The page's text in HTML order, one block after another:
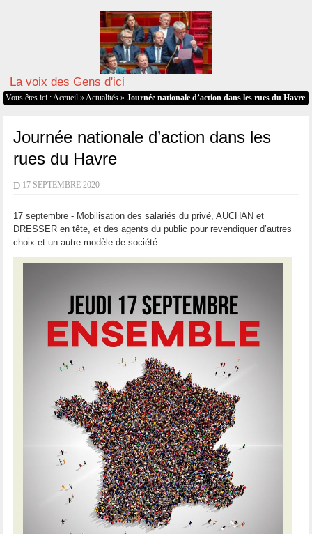
La voix des Gens d'ici
Vous êtes ici : Accueil » Actualités» Journée nationale d’action dans les rues du Havre
Journée nationale d’action dans les
rues du Havre
D 17 SEPTEMBRE 2020
17 septembre - Mobilisation des salariés du privé, AUCHAN et
DRESSER en tête, et des agents du public pour revendiquer d’autres
choix et un autre modèle de société.